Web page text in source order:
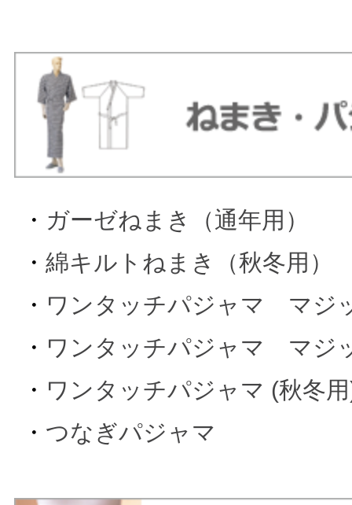
・ ガーゼねまき（通年用）
・ 綿キルトねまき（秋冬用）
・ ワンタッチパジャマ マジ
・ ワンタッチパジャマ マジ
・ ワンタッチパジャマ (秋冬
・ つなぎパジャマ